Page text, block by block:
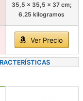
35,5 x 35,5 x 37 cm;
6,25 kilogramos
Ver Precio